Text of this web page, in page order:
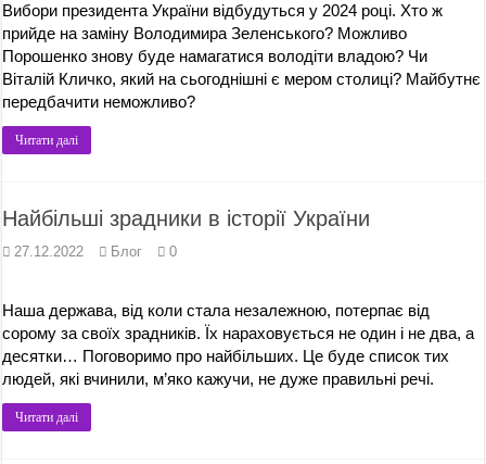
Вибори президента України відбудуться у 2024 році. Хто ж
прийде на заміну Володимира Зеленського? Можливо
Порошенко знову буде намагатися володіти владою? Чи
Віталій Кличко, який на сьогоднішні є мером столиці? Майбутнє
передбачити неможливо?
Читати далі
Найбільші зрадники в історії України
27.12.2022 Блог 0
Наша держава, від коли стала незалежною, потерпає від
сорому за своїх зрадників. Їх нараховується не один і не два, а
десятки… Поговоримо про найбільших. Це буде список тих
людей, які вчинили, м’яко кажучи, не дуже правильні речі.
Читати далі